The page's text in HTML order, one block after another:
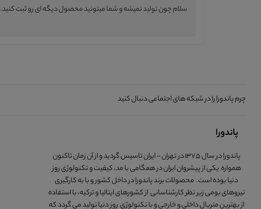
سلام چون تولید نمیشه و شما میتونید محصول دیگه ای رو ثبت کنید.
چرم پاندورا را در شبکه های اجتماعی دنبال کنید
پاندورا
پاندورا در سال 1375 در تهران - ایران تاسیس گردید و از آن زمان تاکنون
همواره یکی از پیشروان ایران در همگامی با مد، کیفیت و تکنولوژی روز
دنیا بوده است. محصولات برند پاندورا در داخل کشور و با به کارگیری
نیروهای بومی زیر نظر کارشناسانی از کشورهای ایتالیا و ترکیه، با استفاده
از بهترین متریال داخلی و خارجی و با تکنولوژی روز دنیا تولید می گردد که